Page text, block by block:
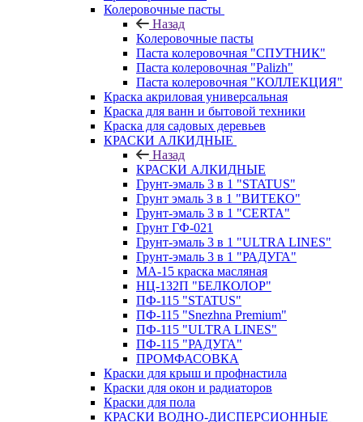
Колеровочные пасты
Назад
Колеровочные пасты
Паста колеровочная "СПУТНИК"
Паста колеровочная "Palizh"
Паста колеровочная "КОЛЛЕКЦИЯ"
Краска акриловая универсальная
Краска для ванн и бытовой техники
Краска для садовых деревьев
КРАСКИ АЛКИДНЫЕ
Назад
КРАСКИ АЛКИДНЫЕ
Грунт-эмаль 3 в 1 "STATUS"
Грунт эмаль 3 в 1 "ВИТЕКО"
Грунт-эмаль 3 в 1 "CERTA"
Грунт ГФ-021
Грунт-эмаль 3 в 1 "ULTRA LINES"
Грунт-эмаль 3 в 1 "РАДУГА"
МА-15 краска масляная
НЦ-132П "БЕЛКОЛОР"
ПФ-115 "STATUS"
ПФ-115 "Snezhna Premium"
ПФ-115 "ULTRA LINES"
ПФ-115 "РАДУГА"
ПРОМФАСОВКА
Краски для крыш и профнастила
Краски для окон и радиаторов
Краски для пола
КРАСКИ ВОДНО-ДИСПЕРСИОННЫЕ